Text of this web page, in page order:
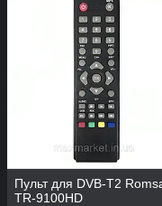
Пульт для DVB-T2
TR-9100HD